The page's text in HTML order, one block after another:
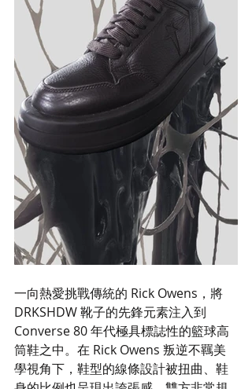
一向熱愛挑戰傳統的 Rick Owens，將
DRKSHDW 靴子的先鋒元素注入到
Converse 80 年代極具標誌性的籃球高
筒鞋之中。在 Rick Owens 叛逆不羈美
學視角下，鞋型的線條設計被扭曲、鞋